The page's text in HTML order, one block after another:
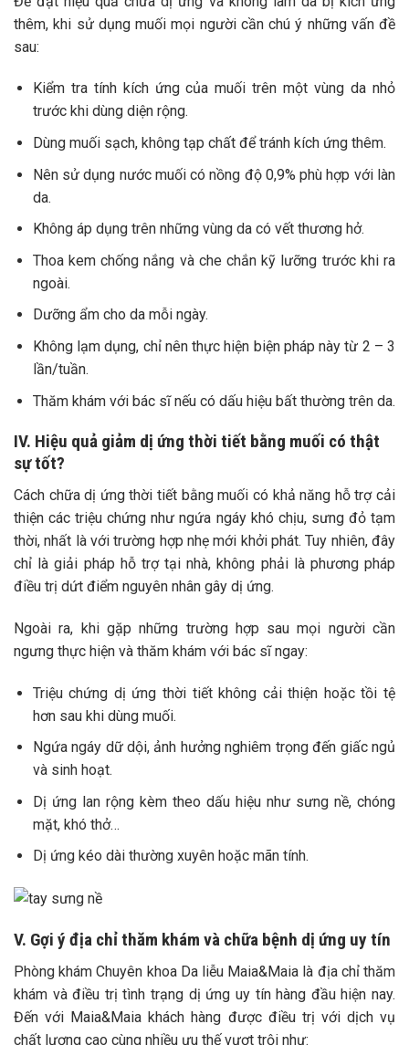
thêm, khi sử dụng muối mọi người cần chú ý những vấn đề
sau:
Kiểm tra tính kích ứng của muối trên một vùng da nhỏ
trước khi dùng diện rộng.
Dùng muối sạch, không tạp chất để tránh kích ứng thêm.
Nên sử dụng nước muối có nồng độ 0,9% phù hợp với làn
da.
Không áp dụng trên những vùng da có vết thương hở.
Thoa kem chống nắng và che chắn kỹ lưỡng trước khi ra
ngoài.
Dưỡng ẩm cho da mỗi ngày.
Không lạm dụng, chỉ nên thực hiện biện pháp này từ 2 – 3
lần/tuần.
Thăm khám với bác sĩ nếu có dấu hiệu bất thường trên da.
IV. Hiệu quả giảm dị ứng thời tiết bằng muối có thật
sự tốt?
Cách chữa dị ứng thời tiết bằng muối có khả năng hỗ trợ cải
thiện các triệu chứng như ngứa ngáy khó chịu, sưng đỏ tạm
thời, nhất là với trường hợp nhẹ mới khởi phát. Tuy nhiên, đây
chỉ là giải pháp hỗ trợ tại nhà, không phải là phương pháp
điều trị dứt điểm nguyên nhân gây dị ứng.
Ngoài ra, khi gặp những trường hợp sau mọi người cần
ngưng thực hiện và thăm khám với bác sĩ ngay:
Triệu chứng dị ứng thời tiết không cải thiện hoặc tồi tệ
hơn sau khi dùng muối.
Ngứa ngáy dữ dội, ảnh hưởng nghiêm trọng đến giấc ngủ
và sinh hoạt.
Dị ứng lan rộng kèm theo dấu hiệu như sưng nề, chóng
mặt, khó thở…
Dị ứng kéo dài thường xuyên hoặc mãn tính.
V. Gợi ý địa chỉ thăm khám và chữa bệnh dị ứng uy tín
Phòng khám Chuyên khoa Da liễu Maia&Maia là địa chỉ thăm
khám và điều trị tình trạng dị ứng uy tín hàng đầu hiện nay.
Đến với Maia&Maia khách hàng được điều trị với dịch vụ
chất lượng cao cùng nhiều ưu thế vượt trội như: